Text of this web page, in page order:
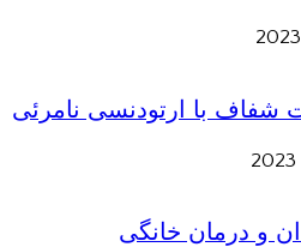
شفاف با ارتودنسی نامرئی
و درمان خانگی